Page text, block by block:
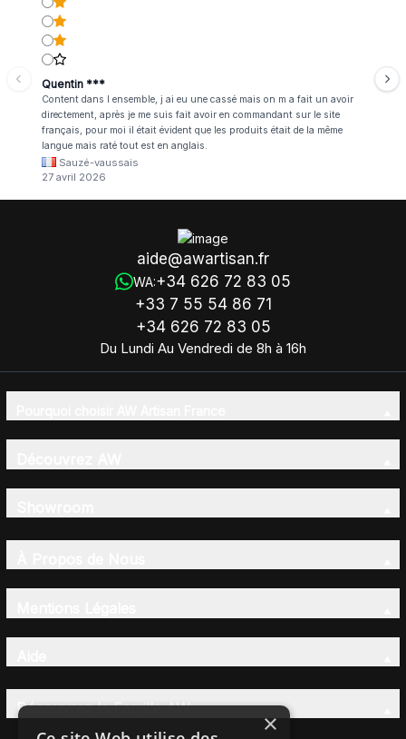
Quentin ***
Content dans l ensemble, j ai eu une cassé mais on m a fait un avoir
directement, après je me suis fait avoir en commandant sur le site
français, pour moi il était évident que les produits était de la même
langue mais raté tout est en anglais.
Sauzé-vaussais
27 avril 2026
aide@awartisan.fr
WA:+34 626 72 83 05
+33 7 55 54 86 71
+34 626 72 83 05
Du Lundi Au Vendredi de 8h à 16h
Découvrez la Famille AW
×